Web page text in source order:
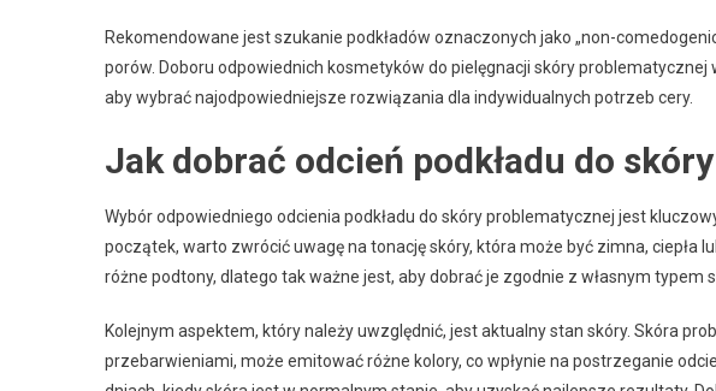
Rekomendowane jest szukanie podkładów oznaczonych jako „non-
porów. Doboru odpowiednich kosmetyków do pielęgnacji skóry
aby wybrać najodpowiedniejsze rozwiązania dla indywidualnych potrzeb cery.
Jak dobrać odcień podkładu do
Wybór odpowiedniego odcienia podkładu do skóry problematycznej jest
początek, warto zwrócić uwagę na tonację skóry, która może być zimna, ciepła
różne podtony, dlatego tak ważne jest, aby dobrać je zgodnie z własnym typem
Kolejnym aspektem, który należy uwzględnić, jest aktualny stan skóry. Skóra
przebarwieniami, może emitować różne kolory, co wpłynie na postrzeganie